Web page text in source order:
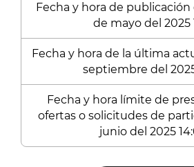
Fecha y hora de publicación
de mayo del 2025
Fecha y hora de la última
septiembre del 2025
Fecha y hora límite de
ofertas o solicitudes de
junio del 2025